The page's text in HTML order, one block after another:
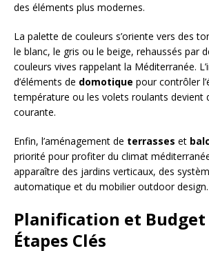
des éléments plus modernes.
La palette de couleurs s’oriente vers des
le blanc, le gris ou le beige, rehaussés par
couleurs vives rappelant la Méditerranée.
d’éléments de domotique pour contrôler
température ou les volets roulants devient
courante.
Enfin, l’aménagement de terrasses et
priorité pour profiter du climat
apparaître des jardins verticaux, des
automatique et du mobilier outdoor design.
Planification et Budget
Étapes Clés